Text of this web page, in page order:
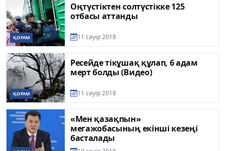
ҚОҒАМ
Оңтүстіктен солтүстікке 125
отбасы аттанды
11 сәуір 2018
ҚОҒАМ
Ресейде тікұшақ құлап, 6 адам
мерт болды (Видео)
11 сәуір 2018
«Мен қазақпын»
мегажобасының екінші кезеңі
басталады